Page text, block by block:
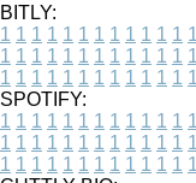
BITLY:
1 1 1 1 1 1 1 1 1 1 1 1 1
1 1 1 1 1 1 1 1 1 1 1 1 1
1 1 1 1 1 1 1 1 1 1 1 1 1
SPOTIFY:
1 1 1 1 1 1 1 1 1 1 1 1 1
1 1 1 1 1 1 1 1 1 1 1 1 1
1 1 1 1 1 1 1 1 1 1 1 1 1